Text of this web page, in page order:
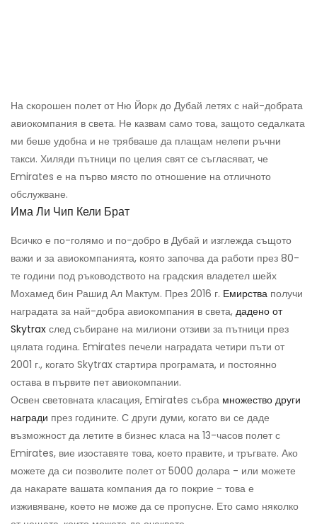
На скорошен полет от Ню Йорк до Дубай летях с най-добрата
авиокомпания в света. Не казвам само това, защото седалката
ми беше удобна и не трябваше да плащам нелепи ръчни
такси. Хиляди пътници по целия свят се съгласяват, че
Emirates е на първо място по отношение на отличното
обслужване.
Има Ли Чип Кели Брат
Всичко е по-голямо и по-добро в Дубай и изглежда същото
важи и за авиокомпанията, която започва да работи през 80-
те години под ръководството на градския владетел шейх
Мохамед бин Рашид Ал Мактум. През 2016 г. Емирства получи
наградата за най-добра авиокомпания в света, дадено от
Skytrax след събиране на милиони отзиви за пътници през
цялата година. Emirates печели наградата четири пъти от
2001 г., когато Skytrax стартира програмата, и постоянно
остава в първите пет авиокомпании.
Освен световната класация, Emirates събра множество други
награди през годините. С други думи, когато ви се даде
възможност да летите в бизнес класа на 13-часов полет с
Emirates, вие изоставяте това, което правите, и тръгвате. Ако
можете да си позволите полет от 5000 долара - или можете
да накарате вашата компания да го покрие - това е
изживяване, което не може да се пропусне. Ето само няколко